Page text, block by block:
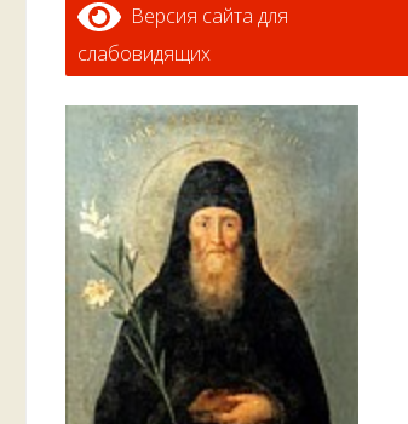
Версия сайта для
слабовидящих